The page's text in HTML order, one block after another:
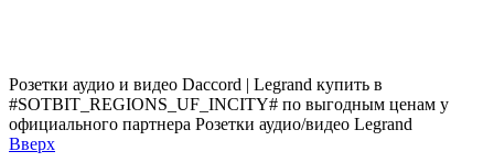
Розетки аудио и видео Daccord | Legrand купить в
#SOTBIT_REGIONS_UF_INCITY# по выгодным ценам у
официального партнера Розетки аудио/видео Legrand
Вверх